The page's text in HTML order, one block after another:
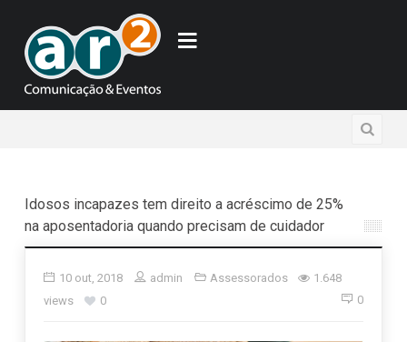
Idosos incapazes tem direito a acréscimo de 25%
na aposentadoria quando precisam de cuidador
10 out, 2018 admin Assessorados
1.648
views
0 0